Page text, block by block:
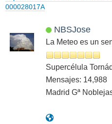
000028017A
NBSJose
La Meteo es un
Supercélula
Mensajes: 14,988
Madrid Gª